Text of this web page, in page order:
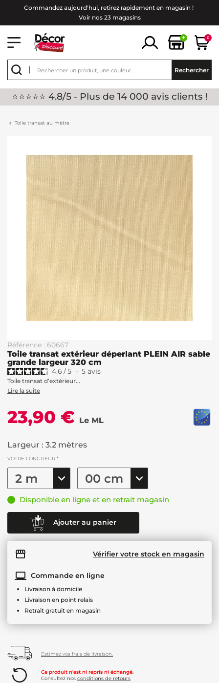
Commandez aujourd'hui, retirez rapidement en magasin !
Voir nos 23 magasins
+ 0
Rechercher
⭐⭐⭐⭐⭐ 4.8/5 - Plus de 14 000 avis clients !
Toile transat au mètre
Référence : 60667
Toile transat extérieur déperlant PLEIN AIR sable
grande largeur 320 cm
4.6 /5 - 5 avis
Toile transat d’extérieur...
Lire la suite
23,90 € Le ML
Largeur : 3.2 mètres
VOTRE LONGUEUR * :
Disponible en ligne et en retrait magasin
Ajouter au panier
Vérifier votre stock en magasin
Commande en ligne
Livraison à domicile
Livraison en point relais
Retrait gratuit en magasin
Estimez vos frais de livraison.
Ce produit n'est ni repris ni échangé.
Consultez nos conditions de retours